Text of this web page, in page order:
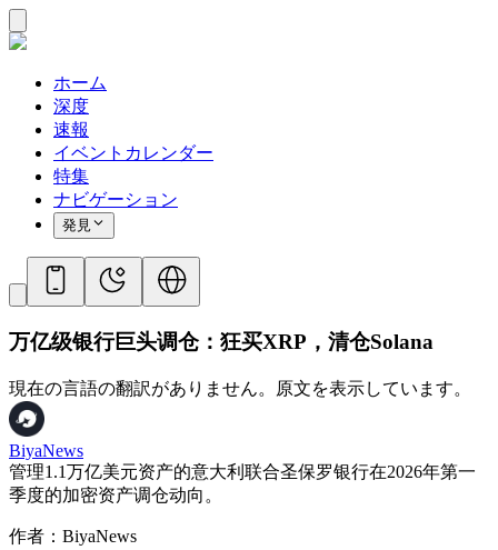
ホーム
深度
速報
イベントカレンダー
特集
ナビゲーション
発見
万亿级银行巨头调仓：狂买XRP，清仓Solana
現在の言語の翻訳がありません。原文を表示しています。
BiyaNews
管理1.1万亿美元资产的意大利联合圣保罗银行在2026年第一
季度的加密资产调仓动向。
作者：BiyaNews